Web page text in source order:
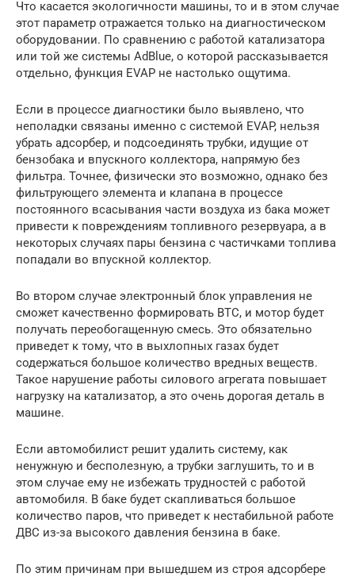
Что касается экологичности машины, то и в этом случае
этот параметр отражается только на диагностическом
оборудовании. По сравнению с работой катализатора
или той же системы AdBlue, о которой рассказывается
отдельно, функция EVAP не настолько ощутима.
Если в процессе диагностики было выявлено, что
неполадки связаны именно с системой EVAP, нельзя
убрать адсорбер, и подсоединять трубки, идущие от
бензобака и впускного коллектора, напрямую без
фильтра. Точнее, физически это возможно, однако без
фильтрующего элемента и клапана в процессе
постоянного всасывания части воздуха из бака может
привести к повреждениям топливного резервуара, а в
некоторых случаях пары бензина с частичками топлива
попадали во впускной коллектор.
Во втором случае электронный блок управления не
сможет качественно формировать ВТС, и мотор будет
получать переобогащенную смесь. Это обязательно
приведет к тому, что в выхлопных газах будет
содержаться большое количество вредных веществ.
Такое нарушение работы силового агрегата повышает
нагрузку на катализатор, а это очень дорогая деталь в
машине.
Если автомобилист решит удалить систему, как
ненужную и бесполезную, а трубки заглушить, то и в
этом случае ему не избежать трудностей с работой
автомобиля. В баке будет скапливаться большое
количество паров, что приведет к нестабильной работе
ДВС из-за высокого давления бензина в баке.
По этим причинам при вышедшем из строя адсорбере